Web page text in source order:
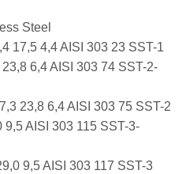
Steel
17,5 4,4 AISI 303 23 SST-1
6,4 AISI 303 74 SST-2-
23,8 6,4 AISI 303 75 SST-2
AISI 303 115 SST-3-
9,5 AISI 303 117 SST-3